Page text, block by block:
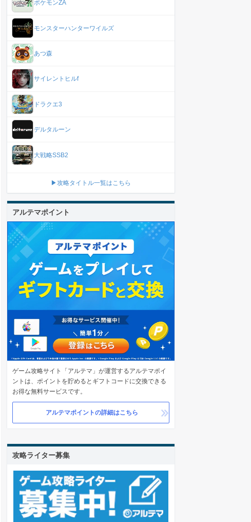
ポケモンZA
モンスターハンターワイルズ
あつ森
サイレントヒルf
ドラクエ3
デルタルーン
大戦略SSB2
▶攻略タイトル一覧はこちら
アルテマポイント
ゲーム攻略サイト「アルテマ」が運営するアルテマポイ
ントは、ポイントを貯めるとギフトコードに交換できる
お得な無料サービスです。
アルテマポイントの詳細はこちら
攻略ライター募集